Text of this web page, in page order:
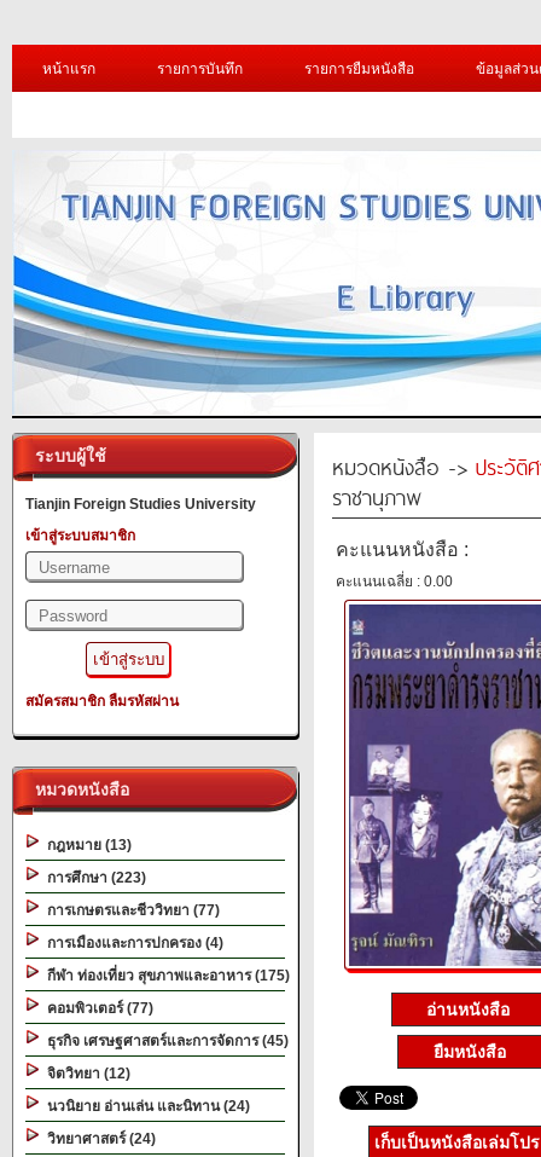
หน้าแรก รายการบันทึก รายการยืมหนังสือ ข้อมูลส่ว
ระบบผู้ใช้
Tianjin Foreign Studies University
เข้าสู่ระบบสมาชิก
สมัครสมาชิก ลืมรหัสผ่าน
หมวดหนังสือ
กฎหมาย (13)
การศึกษา (223)
การเกษตรและชีววิทยา (77)
การเมืองและการปกครอง (4)
กีฬา ท่องเที่ยว สุขภาพและอาหาร (175)
คอมพิวเตอร์ (77)
ธุรกิจ เศรษฐศาสตร์และการจัดการ (45)
จิตวิทยา (12)
นวนิยาย อ่านเล่น และนิทาน (24)
วิทยาศาสตร์ (24)
หมวดหนังสือ -> ประวัติ
ราชานุภาพ
คะแนนหนังสือ :
คะแนนเฉลี่ย : 0.00
อ่านหนังสือ
ยืมหนังสือ
เก็บเป็นหนังสือเล่มโป